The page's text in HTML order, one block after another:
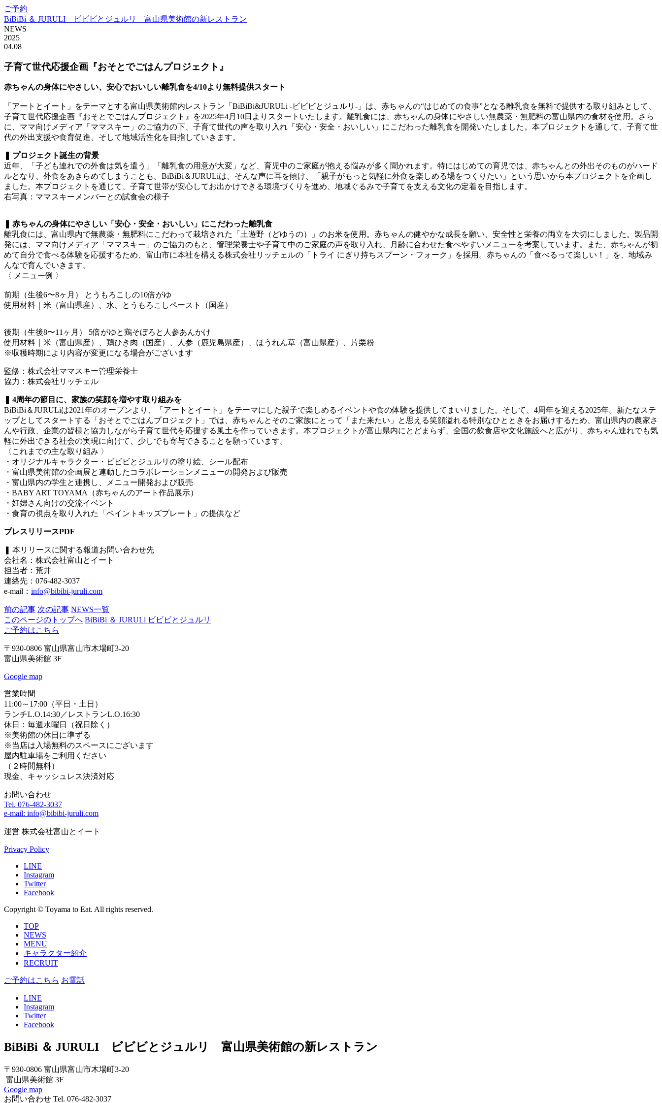
ご予約
BiBiBi ＆ JURULI ビビビとジュルリ 富山県美術館の新レストラン
NEWS
2025
04.08
子育て世代応援企画『おそとでごはんプロジェクト』
赤ちゃんの身体にやさしい、安心でおいしい離乳食を4/10より無料提供スタート
「アートとイート」をテーマとする富山県美術館内レストラン「BiBiBi&JURULi -ビビビとジュルリ-」は、赤ちゃんの“はじめての食事”となる離乳食を無料で提供する取り組みとして、
子育て世代応援企画『おそとでごはんプロジェクト』を2025年4月10日よりスタートいたします。離乳食には、赤ちゃんの身体にやさしい無農薬・無肥料の富山県内の食材を使用。さら
に、ママ向けメディア「ママスキー」のご協力の下、子育て世代の声を取り入れ「安心・安全・おいしい」にこだわった離乳食を開発いたしました。本プロジェクトを通して、子育て世
代の外出支援や食育促進、そして地域活性化を目指していきます。
❚ プロジェクト誕生の背景
近年、「子ども連れでの外食は気を遣う」「離乳食の用意が大変」など、育児中のご家庭が抱える悩みが多く聞かれます。特にはじめての育児では、赤ちゃんとの外出そのものがハード
ルとなり、外食をあきらめてしまうことも。BiBiBi＆JURULiは、そんな声に耳を傾け、「親子がもっと気軽に外食を楽しめる場をつくりたい」という思いから本プロジェクトを企画し
ました。本プロジェクトを通じて、子育て世帯が安心してお出かけできる環境づくりを進め、地域ぐるみで子育てを支える文化の定着を目指します。
右写真：ママスキーメンバーとの試食会の様子
❚ 赤ちゃんの身体にやさしい「安心・安全・おいしい」にこだわった離乳食
離乳食には、富山県内で無農薬・無肥料にこだわって栽培された「土遊野（どゆうの）」のお米を使用。赤ちゃんの健やかな成長を願い、安全性と栄養の両立を大切にしました。製品開
発には、ママ向けメディア「ママスキー」のご協力のもと、管理栄養士や子育て中のご家庭の声を取り入れ、月齢に合わせた食べやすいメニューを考案しています。また、赤ちゃんが初
めて自分で食べる体験を応援するため、富山市に本社を構える株式会社リッチェルの「トライ にぎり持ちスプーン・フォーク」を採用。赤ちゃんの「食べるって楽しい！」を、地域み
んなで育んでいきます。
〈 メニュー例 〉
前期（生後6〜8ヶ月） とうもろこしの10倍がゆ
使用材料｜米（富山県産）、水、とうもろこしペースト（国産）
後期（生後8〜11ヶ月） 5倍がゆと鶏そぼろと人参あんかけ
使用材料｜米（富山県産）、鶏ひき肉（国産）、人参（鹿児島県産）、ほうれん草（富山県産）、片栗粉
※収穫時期により内容が変更になる場合がございます
監修：株式会社ママスキー管理栄養士
協力：株式会社リッチェル
❚ 4周年の節目に、家族の笑顔を増やす取り組みを
BiBiBi＆JURULiは2021年のオープンより、「アートとイート」をテーマにした親子で楽しめるイベントや食の体験を提供してまいりました。そして、4周年を迎える2025年。新たなステ
ップとしてスタートする「おそとでごはんプロジェクト」では、赤ちゃんとそのご家族にとって「また来たい」と思える笑顔溢れる特別なひとときをお届けするため、富山県内の農家さ
んや行政、企業の皆様と協力しながら子育て世代を応援する風土を作っていきます。本プロジェクトが富山県内にとどまらず、全国の飲食店や文化施設へと広がり、赤ちゃん連れでも気
軽に外出できる社会の実現に向けて、少しでも寄与できることを願っています。
〈これまでの主な取り組み 〉
・オリジナルキャラクター・ビビビとジュルリの塗り絵、シール配布
・富山県美術館の企画展と連動したコラボレーションメニューの開発および販売
・富山県内の学生と連携し、メニュー開発および販売
・BABY ART TOYAMA（赤ちゃんのアート作品展示）
・妊婦さん向けの交流イベント
・食育の視点を取り入れた「ペイントキッズプレート」の提供など
プレスリリースPDF
❚ 本リリースに関する報道お問い合わせ先
会社名：株式会社富山とイート
担当者：荒井
連絡先：076-482-3037
e-mail： info@bibibi-juruli.com
前の記事 次の記事 NEWS一覧
このページのトップへ BiBiBi ＆ JURULi ビビビとジュルリ
ご予約はこちら
〒930-0806 富山県富山市木場町3-20
富山県美術館 3F
Google map
営業時間
11:00～17:00（平日・土日）
ランチL.O.14:30／レストランL.O.16:30
休日：毎週水曜日（祝日除く）
※美術館の休日に準ずる
※当店は入場無料のスペースにございます
屋内駐車場をご利用ください
（２時間無料）
現金、キャッシュレス決済対応
お問い合わせ
Tel. 076-482-3037
e-mail: info@bibibi-juruli.com
運営 株式会社富山とイート
Privacy Policy
LINE
Instagram
Twitter
Facebook
Copyright © Toyama to Eat. All rights reserved.
TOP
NEWS
MENU
キャラクター紹介
RECRUIT
ご予約はこちら お電話
LINE
Instagram
Twitter
Facebook
BiBiBi ＆ JURULI ビビビとジュルリ 富山県美術館の新レストラン
〒930-0806 富山県富山市木場町3-20
富山県美術館 3F
Google map
お問い合わせ Tel. 076-482-3037